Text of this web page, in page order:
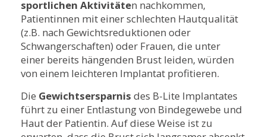
sportlichen Aktivitäten nachkommen,
Patientinnen mit einer schlechten Hautqualität
(z.B. nach Gewichtsreduktionen oder
Schwangerschaften) oder Frauen, die unter
einer bereits hängenden Brust leiden, würden
von einem leichteren Implantat profitieren.
Die Gewichtsersparnis des B-Lite Implantates
führt zu einer Entlastung von Bindegewebe und
Haut der Patientin. Auf diese Weise ist zu